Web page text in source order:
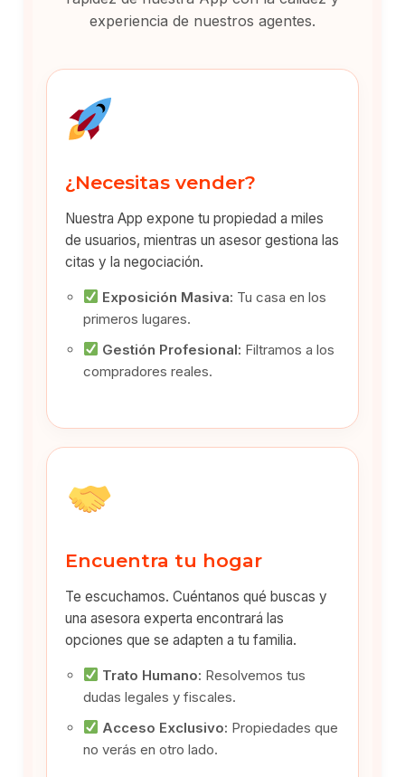
experiencia de nuestros agentes.
¿Necesitas vender?
Nuestra App expone tu propiedad a miles
de usuarios, mientras un asesor gestiona las
citas y la negociación.
Exposición Masiva: Tu casa en los
primeros lugares.
Gestión Profesional: Filtramos a los
compradores reales.
Encuentra tu hogar
Te escuchamos. Cuéntanos qué buscas y
una asesora experta encontrará las
opciones que se adapten a tu familia.
Trato Humano: Resolvemos tus
dudas legales y fiscales.
Acceso Exclusivo: Propiedades que
no verás en otro lado.